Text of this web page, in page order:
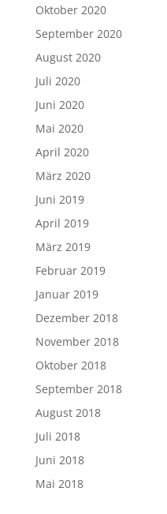
Oktober 2020
September 2020
August 2020
Juli 2020
Juni 2020
Mai 2020
April 2020
März 2020
Juni 2019
April 2019
März 2019
Februar 2019
Januar 2019
Dezember 2018
November 2018
Oktober 2018
September 2018
August 2018
Juli 2018
Juni 2018
Mai 2018